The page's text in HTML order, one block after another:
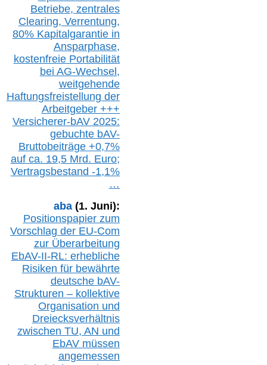
Betriebe, zentrales
Clearing, Verrentung,
80% Kapitalgarantie in
Ansparphase,
kostenfreie Portabilität
bei AG-Wechsel,
weitgehende
Haftungsfreistellung der
Arbeitgeber +++
Versicherer-bAV2025:
gebuchte bAV-
Bruttobeiträge +0,7%
auf ca. 19,5 Mrd. Euro;
Vertragsbestand -1,1%
…
aba(1. Juni):
Positionspapier zum
Vorschlag der EU-Com
zur Überarbeitung
EbAV-II-RL: erhebliche
Risiken für bewährte
deutsche bAV-
Strukturen – kollektive
Organisation und
Dreiecksverhältnis
zwischen TU, AN und
EbAV müssen
angemessen